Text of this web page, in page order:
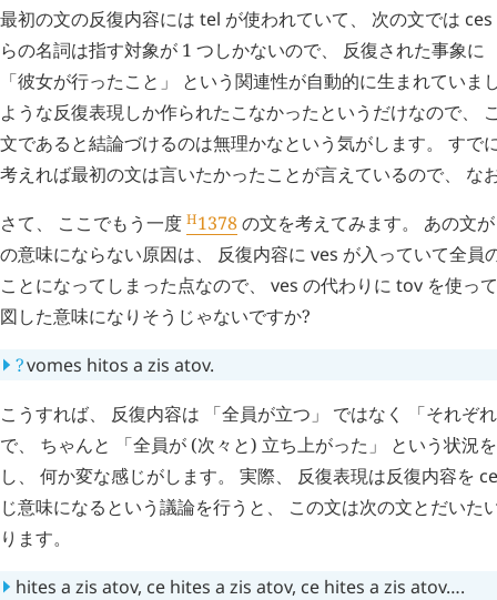
最初の文の反復内容には tel が使われていて、 次の文では ces
らの名詞は指す対象が 1 つしかないので、 反復された事象に
「彼女が行ったこと」 という関連性が自動的に生まれていま
ような反復表現しか作られたこなかったというだけなので、
文であると結論づけるのは無理かなという気がします。 すで
考えれば最初の文は言いたかったことが言えているので、 な
さて、 ここでもう一度 H1378の文を考えてみます。 あの文
の意味にならない原因は、 反復内容に ves が入っていて全員
ことになってしまった点なので、 ves の代わりに tov を使っ
図した意味になりそうじゃないですか?
?vomes hitos a zis atov.
こうすれば、 反復内容は 「全員が立つ」 ではなく 「それぞ
で、 ちゃんと 「全員が (次々と) 立ち上がった」 という状況
し、 何か変な感じがします。 実際、 反復表現は反復内容を ce
じ意味になるという議論を行うと、 この文は次の文とだいた
ります。
hites a zis atov, ce hites a zis atov, ce hites a zis atov….